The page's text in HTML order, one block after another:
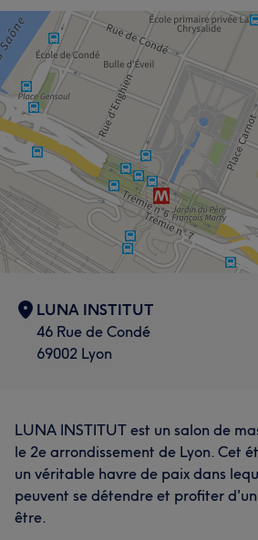
LUNA INSTITUT
46 Rue de Condé
69002 Lyon
LUNA INSTITUT est un salon de
le 2e arrondissement de Lyon. Cet
un véritable havre de paix dans
peuvent se détendre et profiter
être.